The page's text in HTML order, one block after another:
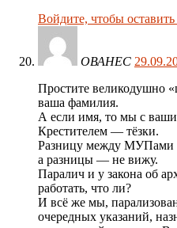
Войдите, чтобы
ОВАНЕС
Простите великодушно
ваша фамилия.
А если имя, то мы с
Крестителем — тёзки.
Разницу между МУПами
а разницы — не вижу.
Паралич и у закона об
работать, что ли?
И всё же мы,
очередных указаний,